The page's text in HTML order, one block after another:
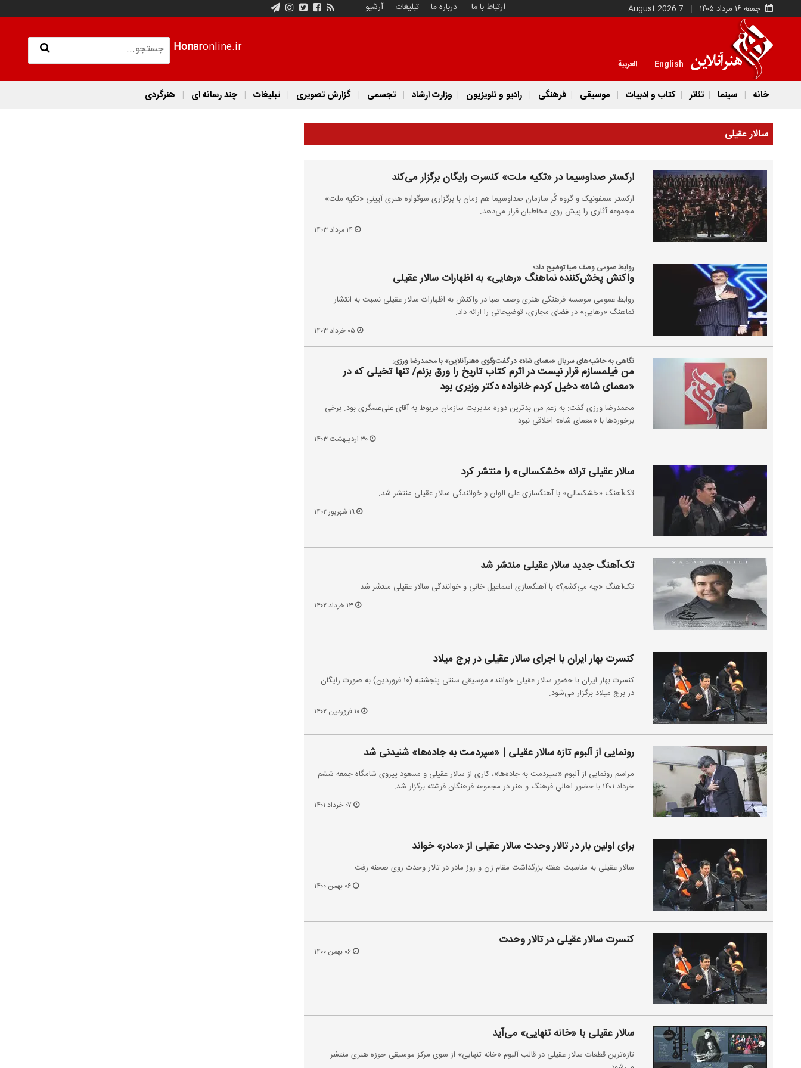
جمعه ۱۶ مرداد ۱۴۰۵ 7 August 2026 ارتباط با ما درباره ما تبلیغات آرشیو
Honaronline.ir
English العربية
خانه سینما تئاتر کتاب و ادبیات موسیقی فرهنگی رادیو و تلویزیون وزارت ارشاد تجسمی گزارش تصویری تبلیغات چند رسانه ای هنرگردی
سالار عقیلی
ارکستر صداوسیما در «تکیه ملت» کنسرت رایگان برگزار می‌کند
ارکستر سمفونیک و گروه کُر سازمان صداوسیما هم زمان با برگزاری سوگواره هنری آیینی «تکیه ملت»
مجموعه آثاری را پیش روی مخاطبان قرار می‌دهد.
۱۴ مرداد ۱۴۰۳
روابط عمومی وصف صبا توضیح داد؛
واکنش پخش‌کننده نماهنگ «رهایی» به اظهارات سالار عقیلی
روابط عمومی موسسه فرهنگی هنری وصف صبا در واکنش به اظهارات سالار عقیلی نسبت به انتشار
نماهنگ «رهایی» در فضای مجازی، توضیحاتی را ارائه داد.
نگاهی به حاشیه‌های سریال «معمای شاه» در گفت‌وگوی «هنرآنلاین» با محمدرضا ورزی:
من فیلمسازم قرار نیست در اثرم کتاب تاریخ را ورق بزنم/ تنها تخیلی که در
«معمای شاه» دخیل کردم خانواده دکتر وزیری بود
محمدرضا ورزی گفت: به زعم من بدترین دوره مدیریت سازمان مربوط به آقای علی‌عسگری بود. برخی
برخوردها با «معمای شاه» اخلاقی نبود.
۳۰ اردیبهشت ۱۴۰۳
سالار عقیلی ترانه «خشکسالی» را منتشر کرد
تک‌آهنگ «خشکسالی» با آهنگسازی علی الوان و خوانندگی سالار عقیلی منتشر شد.
۱۹ شهریور ۱۴۰۲
تک‌آهنگ جدید سالار عقیلی منتشر شد
تک‌آهنگ «چه می‌کشم؟» با آهنگسازی اسماعیل خانی و خوانندگی سالار عقیلی منتشر شد.
۱۳ خرداد ۱۴۰۲
کنسرت بهار ایران با اجرای سالار عقیلی در برج میلاد
کنسرت بهار ایران با حضور سالار عقیلی خواننده موسیقی سنتی پنجشنبه (۱۰ فروردین) به صورت رایگان
در برج میلاد برگزار می‌شود.
۱۰ فروردین ۱۴۰۲
رونمایی از آلبوم تازه سالار عقیلی | «سپردمت به جاده‌ها» شنیدنی شد
مراسم رونمایی از آلبوم «سپردمت به جاده‌ها»، کاری از سالار عقیلی و مسعود پیروی شامگاه جمعه ششم
خرداد ۱۴۰۱ با حضور اهالیِ فرهنگ و هنر در مجموعه‌ فرهنگان فرشته برگزار شد.
برای اولین بار در تالار وحدت سالار عقیلی از «مادر» خواند
سالار عقیلی به مناسبت هفته بزرگداشت مقام زن و روز مادر در تالار وحدت روی صحنه رفت.
۰۶ بهمن ۱۴۰۰
کنسرت سالار عقیلی در تالار وحدت
۰۶ بهمن ۱۴۰۰
سالار عقیلی با «خانه تنهایی» می‌آید
تازه‌ترین قطعات سالار عقیلی در قالب آلبوم «خانه تنهایی» از سوی مرکز موسیقی حوزه هنری منتشر